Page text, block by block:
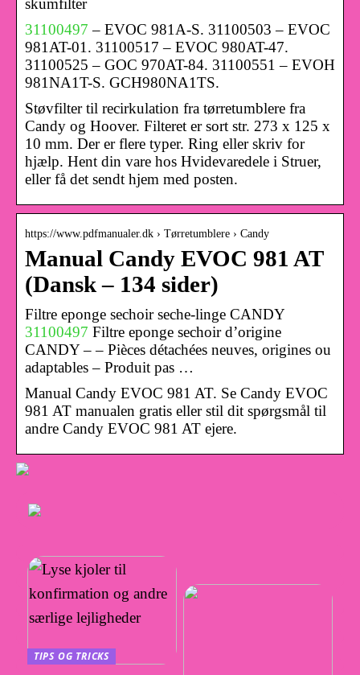
31100497 – EVOC 981A-S. 31100503 – EVOC
981AT-01. 31100517 – EVOC 980AT-47.
31100525 – GOC 970AT-84. 31100551 – EVOH
981NA1T-S. GCH980NA1TS.
Støvfilter til recirkulation fra tørretumblere fra
Candy og Hoover. Filteret er sort str. 273 x 125 x
10 mm. Der er flere typer. Ring eller skriv for
hjælp. Hent din vare hos Hvidevaredele i Struer,
eller få det sendt hjem med posten.
https://www.pdfmanualer.dk › Tørretumblere › Candy
Manual Candy EVOC 981 AT
(Dansk – 134 sider)
Filtre eponge sechoir seche-linge CANDY
31100497 Filtre eponge sechoir d’origine
CANDY – – Pièces détachées neuves, origines ou
adaptables – Produit pas …
Manual Candy EVOC 981 AT. Se Candy EVOC
981 AT manualen gratis eller stil dit spørgsmål til
andre Candy EVOC 981 AT ejere.
TIPS OG TRICKS